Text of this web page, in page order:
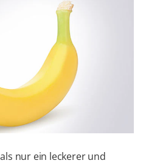
nur ein leckerer und